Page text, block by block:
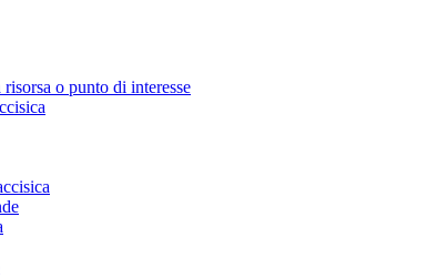
o punto di interesse